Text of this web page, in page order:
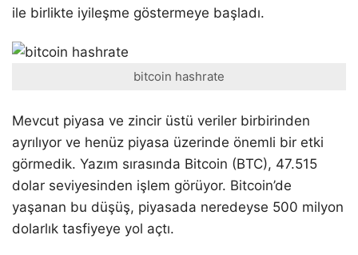
ile birlikte iyileşme göstermeye başladı.
bitcoin hashrate
Mevcut piyasa ve zincir üstü veriler birbirinden
ayrılıyor ve henüz piyasa üzerinde önemli bir etki
görmedik. Yazım sırasında Bitcoin (BTC), 47.515
dolar seviyesinden işlem görüyor. Bitcoin’de
yaşanan bu düşüş, piyasada neredeyse 500 milyon
dolarlık tasfiyeye yol açtı.